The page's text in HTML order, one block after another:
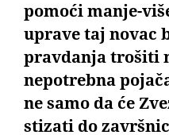
pomoći manje-
uprave taj novac
pravdanja trošiti
nepotrebna
ne samo da će
stizati do